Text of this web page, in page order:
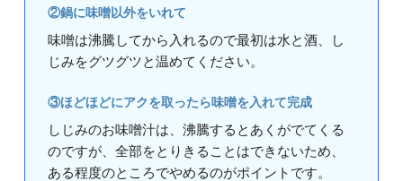
②鍋に味噌以外をいれて
味噌は沸騰してから入れるので最初は水と酒、し
じみをグツグツと温めてください。
③ほどほどにアクを取ったら味噌を入れて完成
しじみのお味噌汁は、沸騰するとあくがでてくる
のですが、全部をとりきることはできないため、
ある程度のところでやめるのがポイントです。